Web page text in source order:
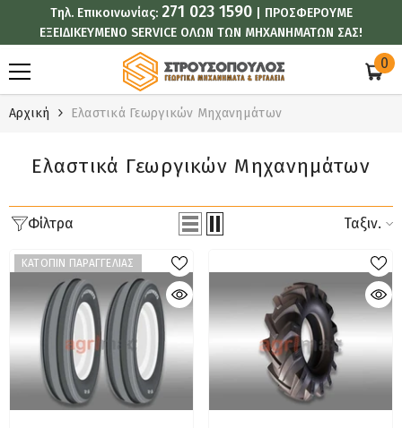
ΑΠΕΥΘΕΊΑΣ ΜΕΤΆΒΑΣΗ ΣΤΟ ΠΕΡΙΕΧΌΜΕΝΟΤηλ. Επικοινωνίας: 271 023 1590| ΠΡΟΣΦΕΡΟΥΜΕ
ΕΞΕΙΔΙΚΕΥΜΕΝΟ SERVICE ΟΛΩΝ ΤΩΝ ΜΗΧΑΝΗΜΑΤΩΝ ΣΑΣ!
00
Αρχική Ελαστικά Γεωργικών Μηχανημάτων
Ελαστικά Γεωργικών Μηχανημάτων
Φίλτρα Ταξιν.
ΚΑΤΟΠΙΝ ΠΑΡΑΓΓΕΛΙΑΣ